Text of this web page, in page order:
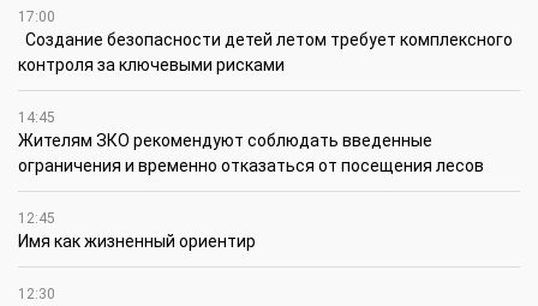
17:00
Создание безопасности детей летом требует комплексного
контроля за ключевыми рисками
14:45
Жителям ЗКО рекомендуют соблюдать введенные
ограничения и временно отказаться от посещения лесов
12:45
Имя как жизненный ориентир
12:30